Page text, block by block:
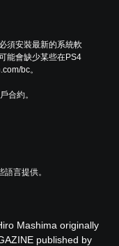
須安裝最新的系統軟
能會缺少某些在PS4
bc。
合約。
言提供。
Mashima originally
published by